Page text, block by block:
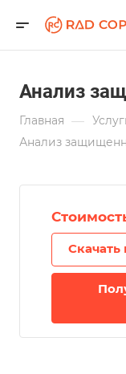
Анализ
Главная —
Анализ